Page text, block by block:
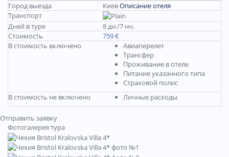
Город выезда КиевОписание отеля
Транспорт
Дней в туре
8 дн./7 нч.
Стоимость
759 €
В стоимость включено
Авиаперелет
Трансфер
Проживание в отеле
Питание указанного типа
Страховой полис
В стоимость не включено
Личные расходы
Отправить заявку
Фотогалерея тура